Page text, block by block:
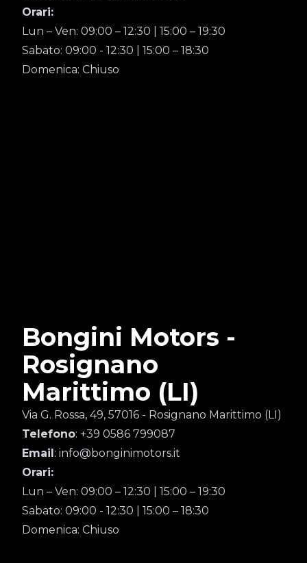
Orari:
Lun – Ven: 09:00 – 12:30 | 15:00 – 19:30
Sabato: 09:00 - 12:30 | 15:00 – 18:30
Domenica: Chiuso
Bongini Motors -
Rosignano
Marittimo (LI)
Via G. Rossa, 49, 57016 - Rosignano Marittimo (LI)
Telefono: +39 0586 799087
Email: info@bonginimotors.it
Orari:
Lun – Ven: 09:00 – 12:30 | 15:00 – 19:30
Sabato: 09:00 - 12:30 | 15:00 – 18:30
Domenica: Chiuso